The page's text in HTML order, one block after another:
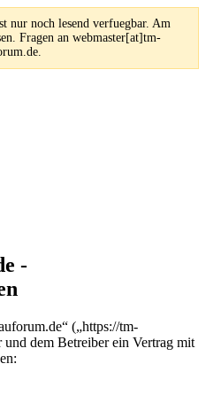
nur noch lesend verfuegbar. Am
Fragen an webmaster[at]tm-
-
(„https://tm-
dem Betreiber ein Vertrag mit